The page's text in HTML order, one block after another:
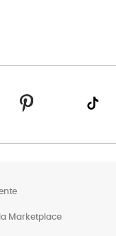
Marketplace